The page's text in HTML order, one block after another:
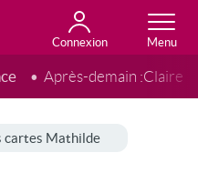
Connexion
Après-demain :Claire
cartes Mathilde